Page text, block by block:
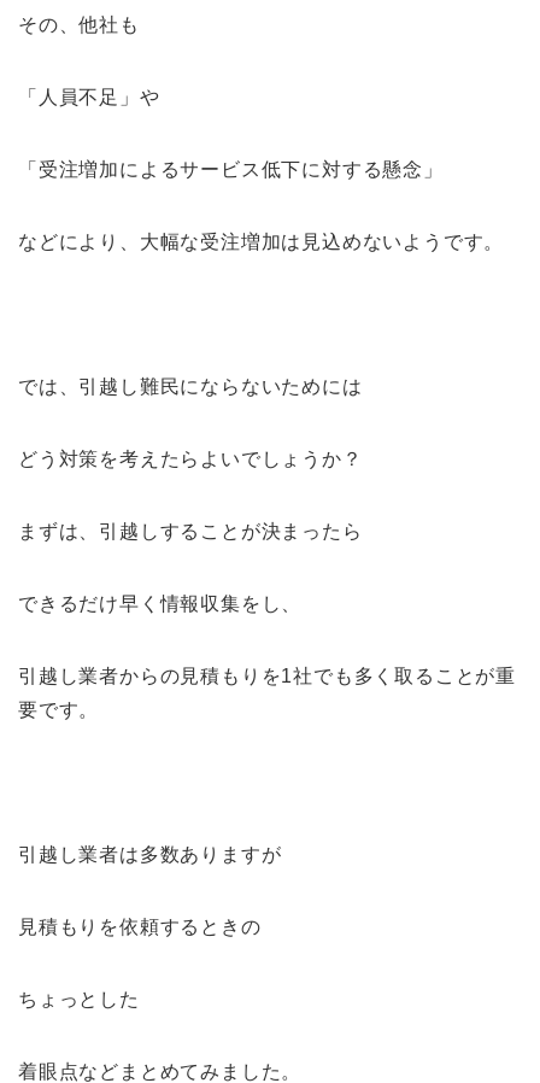
その、他社も
「人員不足」や
「受注増加によるサービス低下に対する懸念」
などにより、大幅な受注増加は見込めないようです。
では、引越し難民にならないためには
どう対策を考えたらよいでしょうか？
まずは、引越しすることが決まったら
できるだけ早く情報収集をし、
引越し業者からの見積もりを1社でも多く取ることが重
要です。
引越し業者は多数ありますが
見積もりを依頼するときの
ちょっとした
着眼点などまとめてみました。